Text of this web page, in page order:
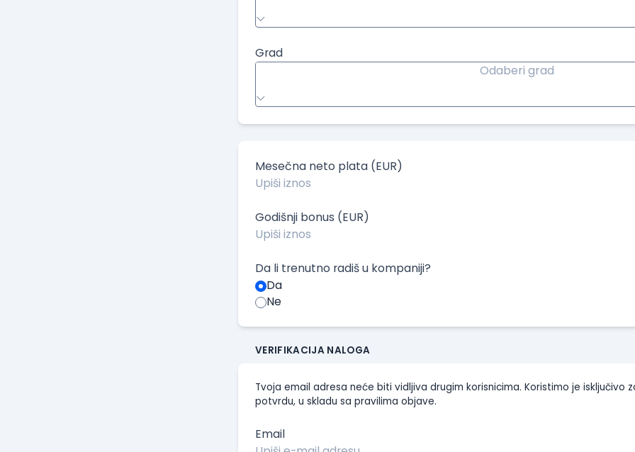
Grad
Odaberi grad
Mesečna neto plata (EUR)
Godišnji bonus (EUR)
Da li trenutno radiš u kompaniji?
Da
Ne
VERIFIKACIJA NALOGA
Tvoja email adresa neće biti vidljiva drugim korisnicima. Koristimo je isključivo
potvrdu, u skladu sa pravilima objave.
Email